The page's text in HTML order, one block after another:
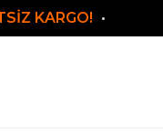
KARGO!